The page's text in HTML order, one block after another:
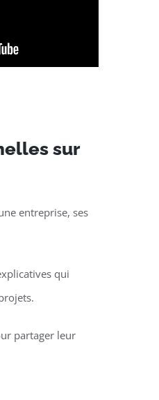
sur
entreprise, ses
qui
partager leur